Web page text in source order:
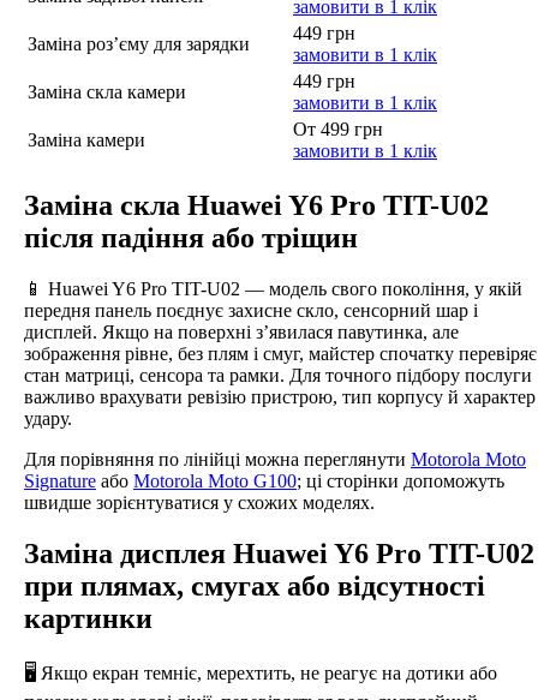
замовити в 1 клік
Заміна роз’єму для зарядки
449 грн
замовити в 1 клік
Заміна скла камери
449 грн
замовити в 1 клік
Заміна камери
От 499 грн
замовити в 1 клік
Заміна скла Huawei Y6 Pro TIT-U02
після падіння або тріщин
📱 Huawei Y6 Pro TIT-U02 — модель свого покоління, у якій
передня панель поєднує захисне скло, сенсорний шар і
дисплей. Якщо на поверхні з’явилася павутинка, але
зображення рівне, без плям і смуг, майстер спочатку перевіряє
стан матриці, сенсора та рамки. Для точного підбору послуги
важливо врахувати ревізію пристрою, тип корпусу й характер
удару.
Для порівняння по лінійці можна переглянути Motorola Moto
Signature або Motorola Moto G100; ці сторінки допоможуть
швидше зорієнтуватися у схожих моделях.
Заміна дисплея Huawei Y6 Pro TIT-U02
при плямах, смугах або відсутності
картинки
🖥️ Якщо екран темніє, мерехтить, не реагує на дотики або